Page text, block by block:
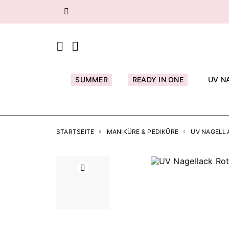
Zurück
SUMMER READY IN ONE UV
STARTSEITE MANIKÜRE & PEDIKÜRE UV
Zurück